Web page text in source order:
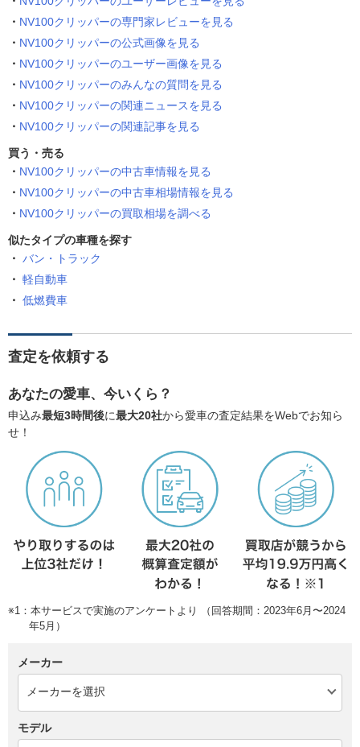
NV100クリッパーの専門家レビューを見る
NV100クリッパーの公式画像を見る
NV100クリッパーのユーザー画像を見る
NV100クリッパーのみんなの質問を見る
NV100クリッパーの関連ニュースを見る
NV100クリッパーの関連記事を見る
買う・売る
NV100クリッパーの中古車情報を見る
NV100クリッパーの中古車相場情報を見る
NV100クリッパーの買取相場を調べる
似たタイプの車種を探す
バン・トラック
軽自動車
低燃費車
査定を依頼する
あなたの愛車、今いくら？
申込み最短3時間後に最大20社から愛車の査定結果をWebでお知ら
せ！
※1：本サービスで実施のアンケートより （回答期間：2023年6月〜2024
年5月）
メーカー
モデル